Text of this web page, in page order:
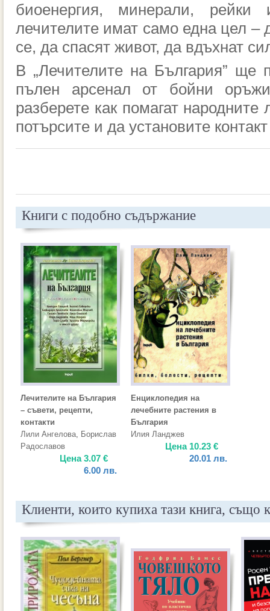
биоенергия, минерали,
лечителите имат само една цел –
се, да спасят живот, да вдъхнат
В „Лечителите на България” ще
пълен арсенал от бойни
разберете как помагат
потърсите и да установите
Книги с подобно съдържание
Лечителите на България
– съвети, рецепти,
контакти
Лили Ангелова, Борислав
Радославов
Цена3.07 €
6.00 лв.
Енциклопедия на
лечебните растения в
България
Илия Ланджев
Цена 10.23 €
20.01 лв.
Клиенти, които купиха тази книга, също